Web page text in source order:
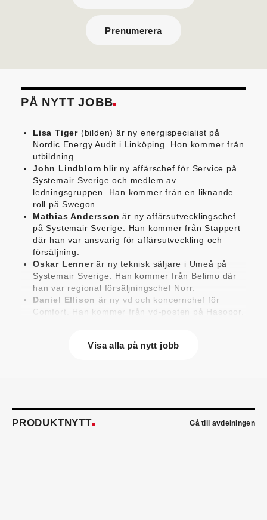
Prenumerera
PÅ NYTT JOBB
Lisa Tiger (bilden) är ny energispecialist på
Nordic Energy Audit i Linköping. Hon kommer från
utbildning.
John Lindblom blir ny affärschef för Service på
Systemair Sverige och medlem av
ledningsgruppen. Han kommer från en liknande
roll på Swegon.
Mathias Andersson är ny affärsutvecklingschef
på Systemair Sverige. Han kommer från Stappert
där han var ansvarig för affärsutveckling och
försäljning.
Oskar Lennerär ny teknisk säljare i Umeå på
Systemair Sverige. Han kommer från Belimo där
han var regional försäljningschef Norr.
Daniel Ellison är ny vd och koncernchef för
Comfort. Han kommer från vd-posten på Hasopor.
var försäljningschef i Skandinavien.
Anastasia Anderssonär ny utvecklare av
försäljningsprocesser och produktägare på
Visa alla på nytt jobb
PRODUKTNYTT Gå till avdelningen